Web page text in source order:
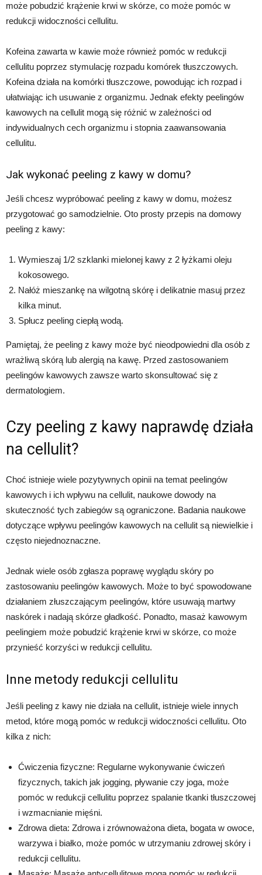
może pobudzić krążenie krwi w skórze, co może pomóc w
redukcji widoczności cellulitu.
Kofeina zawarta w kawie może również pomóc w redukcji
cellulitu poprzez stymulację rozpadu komórek tłuszczowych.
Kofeina działa na komórki tłuszczowe, powodując ich rozpad i
ułatwiając ich usuwanie z organizmu. Jednak efekty peelingów
kawowych na cellulit mogą się różnić w zależności od
indywidualnych cech organizmu i stopnia zaawansowania
cellulitu.
Jak wykonać peeling z kawy w domu?
Jeśli chcesz wypróbować peeling z kawy w domu, możesz
przygotować go samodzielnie. Oto prosty przepis na domowy
peeling z kawy:
Wymieszaj 1/2 szklanki mielonej kawy z 2 łyżkami oleju
kokosowego.
Nałóż mieszankę na wilgotną skórę i delikatnie masuj przez
kilka minut.
Spłucz peeling ciepłą wodą.
Pamiętaj, że peeling z kawy może być nieodpowiedni dla osób z
wrażliwą skórą lub alergią na kawę. Przed zastosowaniem
peelingów kawowych zawsze warto skonsultować się z
dermatologiem.
Czy peeling z kawy naprawdę działa
na cellulit?
Choć istnieje wiele pozytywnych opinii na temat peelingów
kawowych i ich wpływu na cellulit, naukowe dowody na
skuteczność tych zabiegów są ograniczone. Badania naukowe
dotyczące wpływu peelingów kawowych na cellulit są niewielkie i
często niejednoznaczne.
Jednak wiele osób zgłasza poprawę wyglądu skóry po
zastosowaniu peelingów kawowych. Może to być spowodowane
działaniem złuszczającym peelingów, które usuwają martwy
naskórek i nadają skórze gładkość. Ponadto, masaż kawowym
peelingiem może pobudzić krążenie krwi w skórze, co może
przynieść korzyści w redukcji cellulitu.
Inne metody redukcji cellulitu
Jeśli peeling z kawy nie działa na cellulit, istnieje wiele innych
metod, które mogą pomóc w redukcji widoczności cellulitu. Oto
kilka z nich:
Ćwiczenia fizyczne: Regularne wykonywanie ćwiczeń
fizycznych, takich jak jogging, pływanie czy joga, może
pomóc w redukcji cellulitu poprzez spalanie tkanki tłuszczowej
i wzmacnianie mięśni.
Zdrowa dieta: Zdrowa i zrównoważona dieta, bogata w owoce,
warzywa i białko, może pomóc w utrzymaniu zdrowej skóry i
redukcji cellulitu.